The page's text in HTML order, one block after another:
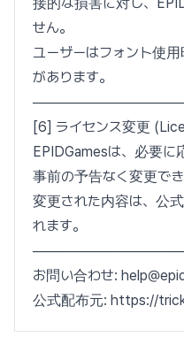
せん。
ユーザーはフォント使
があります。
[6] ライセンス変更
EPIDGamesは、必要に
事前の予告なく変更でき
変更された内容は、公
れます。
お問い合わせ:
公式配布元: https://